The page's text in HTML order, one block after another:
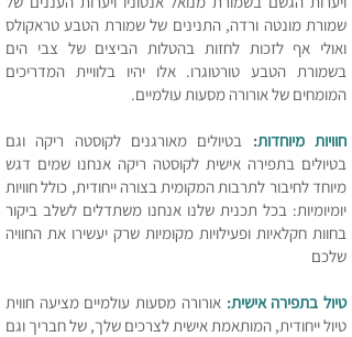
שמורת מונטה ורדה, התנינים של שמורת הטבע טראקולס
ואולי אף לזכות לחזות בהטלות הביצים של צבי הים
בשמורת הטבע טורטוגרו. אלו יהיו בלוויית המדריכים
המומחים של אורורה מסעות עולמיים.
חוויות מיוחדות: בטיולים מאורגנים לקוסטה ריקה וגם
בטיולים בתפירה אישית לקוסטה ריקה אנחנו שמים דגש
מיוחד לחיבור לתרבות המקומית בצורה ייחודית, כולל חוויות
יומיומיות: בכל תכנית שלנו אנחנו משתדלים לשלב ביקור
בחוות חקלאיות ופעילויות מקומיות שרק יעשירו את החוויה
שלכם
טיול בתפירה אישית: אורורה מסעות עולמיים מציעה חווית
טיול ייחודית, המותאמת אישית לצרכים שלך, של חבריך וגם